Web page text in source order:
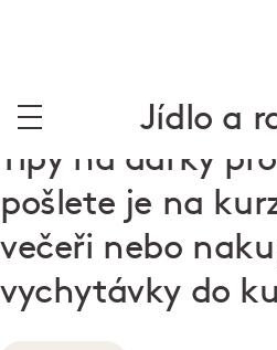
Jídlo a
Tipy na dárky
pošlete je na
večeři nebo
vychytávky do